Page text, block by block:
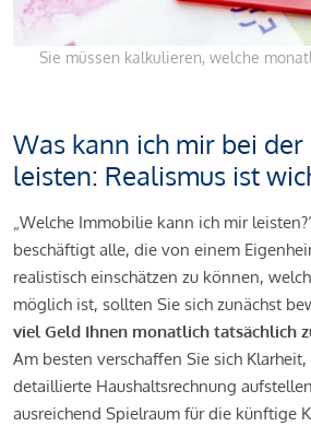
Sie müssen kalkulieren, welche
Was kann ich mir bei
leisten: Realismus ist
„Welche Immobilie kann ich mir
beschäftigt alle, die von einem
realistisch einschätzen zu können,
möglich ist, sollten Sie sich zunächst
viel Geld Ihnen monatlich tatsächlich
Am besten verschaffen Sie sich
detaillierte Haushaltsrechnung
ausreichend Spielraum für die künftige